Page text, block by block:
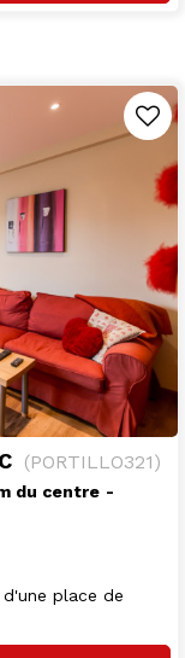
(PORTILLO321)
du centre
place de